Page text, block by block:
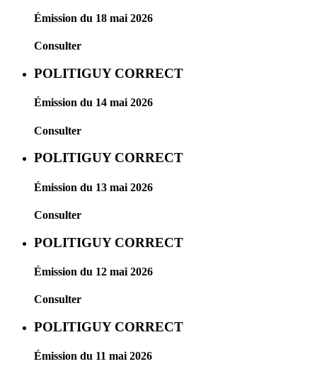
Émission du 18 mai 2026
Consulter
POLITIGUY CORRECT
Émission du 14 mai 2026
Consulter
POLITIGUY CORRECT
Émission du 13 mai 2026
Consulter
POLITIGUY CORRECT
Émission du 12 mai 2026
Consulter
POLITIGUY CORRECT
Émission du 11 mai 2026